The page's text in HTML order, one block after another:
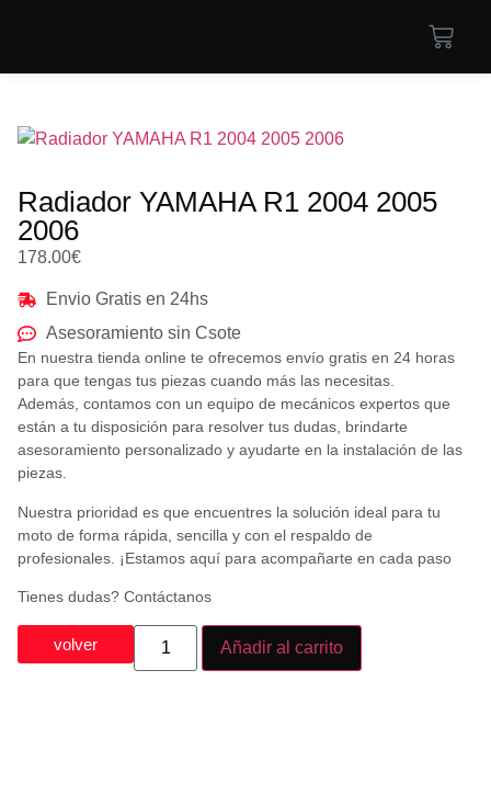
Radiador YAMAHA R1 2004 2005
2006
178.00€
Envio Gratis en 24hs
Asesoramiento sin Csote
En nuestra tienda online te ofrecemos envío gratis en 24 horas
para que tengas tus piezas cuando más las necesitas.
Además, contamos con un equipo de mecánicos expertos que
están a tu disposición para resolver tus dudas, brindarte
asesoramiento personalizado y ayudarte en la instalación de las
piezas.
Nuestra prioridad es que encuentres la solución ideal para tu
moto de forma rápida, sencilla y con el respaldo de
profesionales. ¡Estamos aquí para acompañarte en cada paso
Tienes dudas? Contáctanos
volver Añadir al carrito